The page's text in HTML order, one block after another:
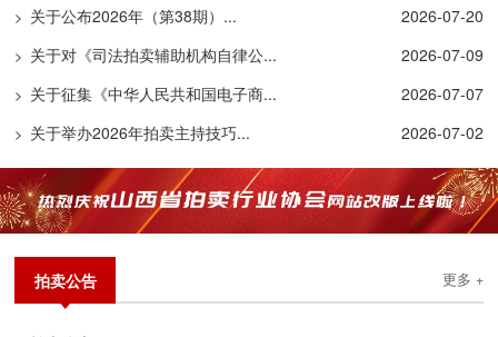
> 关于公布2026年（第38期）... 2026-07-20
> 关于对《司法拍卖辅助机构自律公... 2026-07-09
> 关于征集《中华人民共和国电子商... 2026-07-07
> 关于举办2026年拍卖主持技巧... 2026-07-02
拍卖公告 更多 +